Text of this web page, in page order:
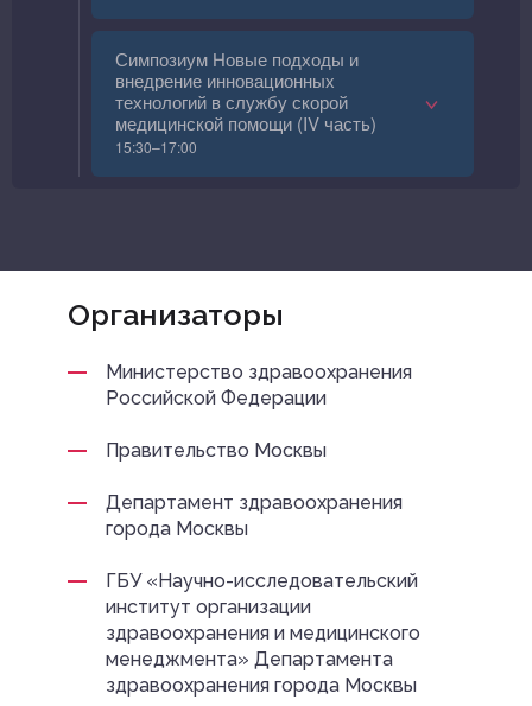
Симпозиум Новые подходы и
внедрение инновационных
технологий в службу скорой
медицинской помощи (IV часть)
15:30–17:00
Организаторы
Министерство здравоохранения
Российской Федерации
Правительство Москвы
Департамент здравоохранения
города Москвы
ГБУ «Научно-исследовательский
институт организации
здравоохранения и медицинского
менеджмента» Департамента
здравоохранения города Москвы